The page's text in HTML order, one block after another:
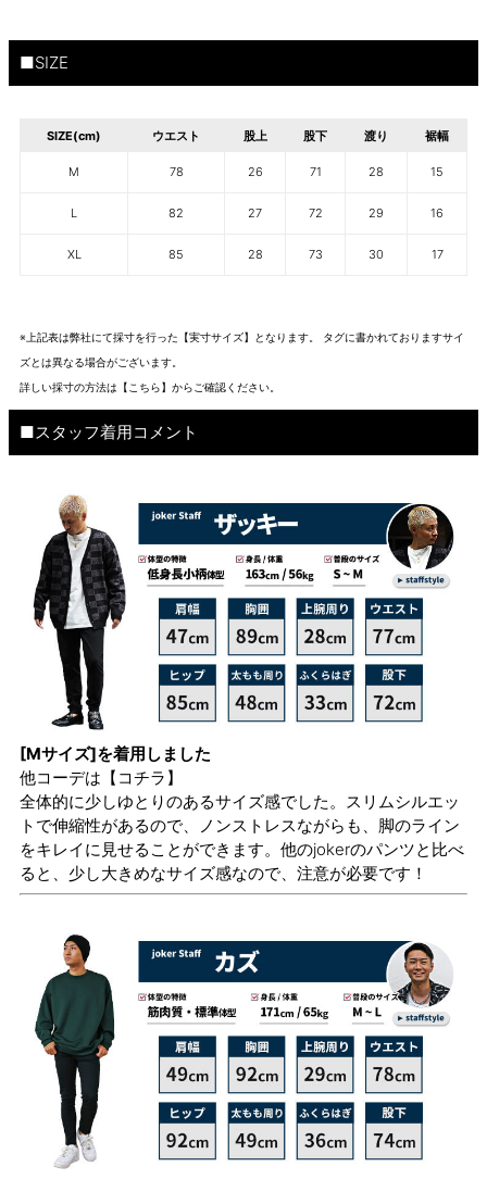
■SIZE
SIZE(cm) ウエスト 股上 股下 渡り 裾幅
M 78 26 71 28 15
L 82 27 72 29 16
XL 85 28 73 30 17
※上記表は弊社にて採寸を行った【実寸サイズ】となります。 タグに書かれておりますサイ
ズとは異なる場合がございます。
詳しい採寸の方法は 【こちら】から ご確認ください。
■スタッフ着用コメント
[Mサイズ]を着用しました
他コーデは 【コチラ】
全体的に少しゆとりのあるサイズ感でした。スリムシルエッ
トで伸縮性があるので、ノンストレスながらも、脚のライン
をキレイに見せることができます。他のjokerのパンツと比べ
ると、少し大きめなサイズ感なので、注意が必要です！